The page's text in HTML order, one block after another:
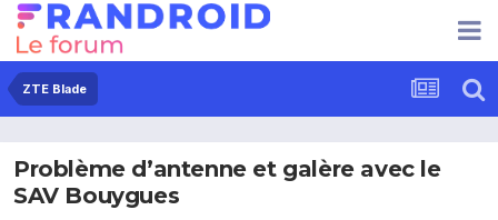
ZTE Blade
Problème d’antenne et galère avec le
SAV Bouygues